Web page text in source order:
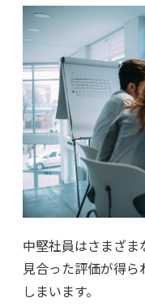
中堅社員はさまざ
見合った評価が得ら
しまいます。